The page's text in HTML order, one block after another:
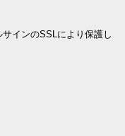
インのSSLにより保護し